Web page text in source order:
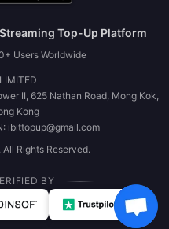
Top-Up Platform
Users Worldwide
II, 625 Nathan Road, Mong Kok,
Kong
ibittopup@gmail.com
Rights Reserved.
BY